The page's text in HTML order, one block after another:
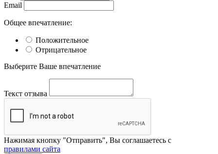
Email
Общее впечатление:
Положительное
Отрицательное
Выберите Ваше впечатление
Текст отзыва
Нажимая кнопку "Отправить", Вы соглашаетесь с
правилами сайта